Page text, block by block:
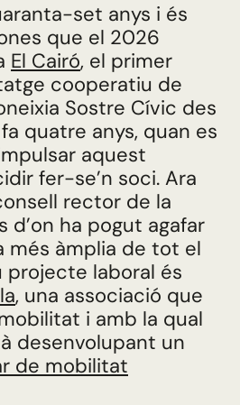
set anys i és
que el 2026
El Cairó, el primer
cooperatiu de
Sostre Cívic des
quatre anys, quan es
aquest
fer-se’n soci. Ara
rector de la
d’on ha pogut agafar
més àmplia de tot el
projecte laboral és
, una associació que
i amb la qual
desenvolupant un
de mobilitat